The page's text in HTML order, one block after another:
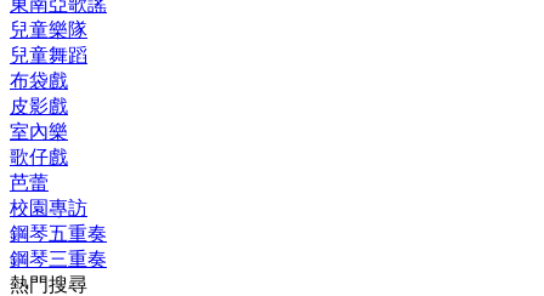
東南亞歌謠
兒童樂隊
兒童舞蹈
布袋戲
皮影戲
室內樂
歌仔戲
芭蕾
校園專訪
鋼琴五重奏
鋼琴三重奏
熱門搜尋